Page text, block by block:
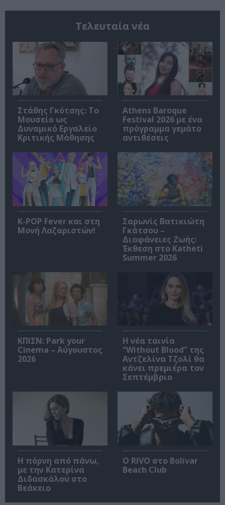
Τελευταία νέα
Στάθης Γκότσης: Το
Μουσείο ως
Δυναμικό Εργαλείο
Κριτικής Μάθησης
Athens Baroque
Festival 2026 με ένα
πρόγραμμα γεμάτο
αντιθέσεις
K-POP Fever και στη
Μονή Λαζαριστών!
Σαρωνίς Βατικιώτη
Γκάτσου –
Διαφάνειες Ζωής:
Έκθεση στο Katheti
Summer 2026
ΚΠΙΣΝ: Park your
Cinema – Αύγουστος
2026
Η νέα ταινία
“Without Blood” της
Αντζελίνα Τζολί θα
κάνει πρεμιέρα τον
Σεπτέμβριο
Η πόρνη από πάνω,
με την Κατερίνα
Διδασκάλου στο
Βεάκειο
Ο RIVO στο Bolivar
Beach Club